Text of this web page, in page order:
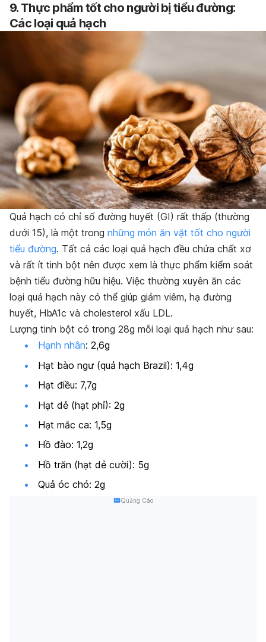
9. Thực phẩm tốt cho người bị tiểu đường:
Các loại quả hạch
Quả hạch có chỉ số đường huyết (GI) rất thấp (thường
dưới 15), là một trong những món ăn vặt tốt cho người
tiểu đường. Tất cả các loại quả hạch đều chứa chất xơ
và rất ít tinh bột nên được xem là thực phẩm kiểm soát
bệnh tiểu đường hữu hiệu. Việc thường xuyên ăn các
loại quả hạch này có thể giúp giảm viêm, hạ đường
huyết, HbA1c và cholesterol xấu LDL.
Lượng tinh bột có trong 28g mỗi loại quả hạch như sau:
Hạnh nhân: 2,6g
Hạt bào ngư (quả hạch Brazil): 1,4g
Hạt điều: 7,7g
Hạt dẻ (hạt phỉ): 2g
Hạt mắc ca: 1,5g
Hồ đào: 1,2g
Hồ trăn (hạt dẻ cười): 5g
Quả óc chó: 2g
Quảng Cáo